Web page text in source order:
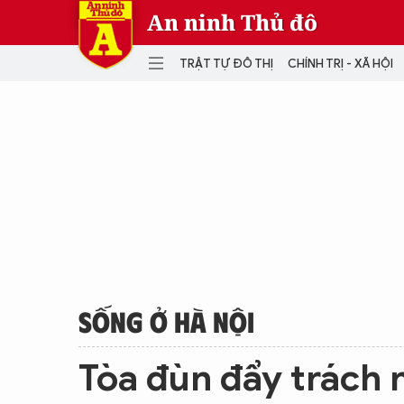
An ninh Thủ đô
TRẬT TỰ ĐÔ THỊ CHÍNH TRỊ - XÃ HỘI
SỐNG Ở HÀ NỘI
Tòa đùn đẩy trách